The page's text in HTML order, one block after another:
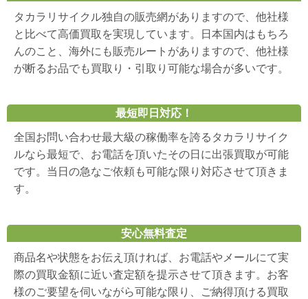
タカラリサイクル独自の販売網がありますので、他社様
と比べて高価買取を実現しています。日本国内はもちろ
んのこと、海外にも販売ルートがありますので、他社様
が断るお品でも買取り・引取り可能な場合が多いです。
最短即日対応！
全国お問い合わせ最大級の稼働率を誇るタカラリサイク
ルなら最短で、お電話を頂いたその日に出張買取が可能
です。当日の急なご依頼も可能な限り対応させて頂きま
す。
安心無料査定
商品名や状態をお伝え頂ければ、お電話やメールにて実
際の買取金額に近い査定額を提示させて頂きます。お客
様のご要望を伺いながら可能な限り、ご納得頂ける買取